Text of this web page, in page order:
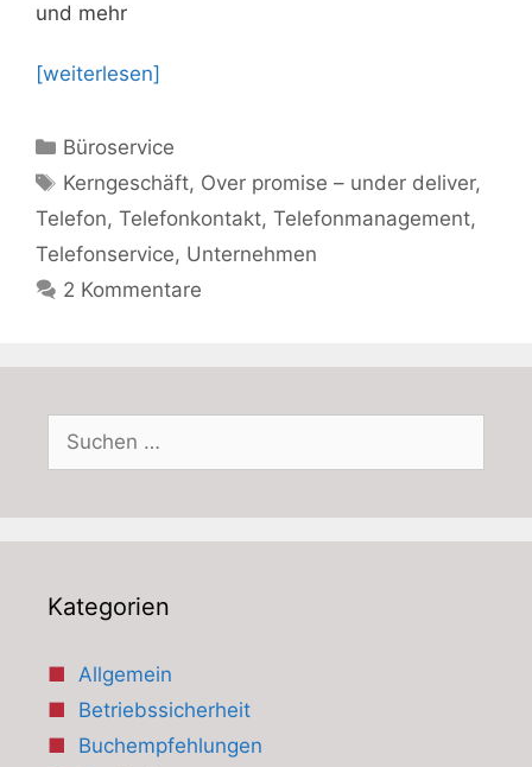
und mehr
[weiterlesen]
Kategorien
Büroservice
Schlagwörter
Kerngeschäft, Over promise – under deliver,
Telefon, Telefonkontakt, Telefonmanagement,
Telefonservice, Unternehmen
2 Kommentare
nach:
Kategorien
Allgemein
Betriebssicherheit
Buchempfehlungen